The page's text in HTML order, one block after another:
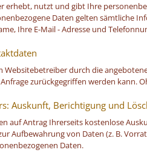
erhebt, nutzt und gibt Ihre
Daten gelten sämtliche
Ihre E-Mail - Adresse und
Websitebetreiber durch die
zurückgegriffen werden kann.
Auskunft, Berichtigung und
auf Antrag Ihrerseits kostenlose
Aufbewahrung von Daten (z. B.
Daten.